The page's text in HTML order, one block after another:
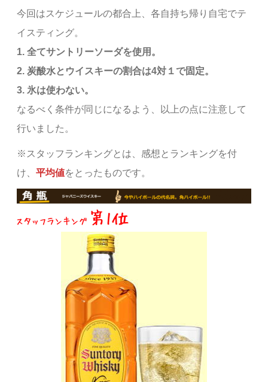
今回はスケジュールの都合上、各自持ち帰り自宅でテ
イスティング。
1. 全てサントリーソーダを使用。
2. 炭酸水とウイスキーの割合は4対１で固定。
3. 氷は使わない。
なるべく条件が同じになるよう、以上の点に注意して
行いました。
※スタッフランキングとは、感想とランキングを付
け、 平均値をとったものです。